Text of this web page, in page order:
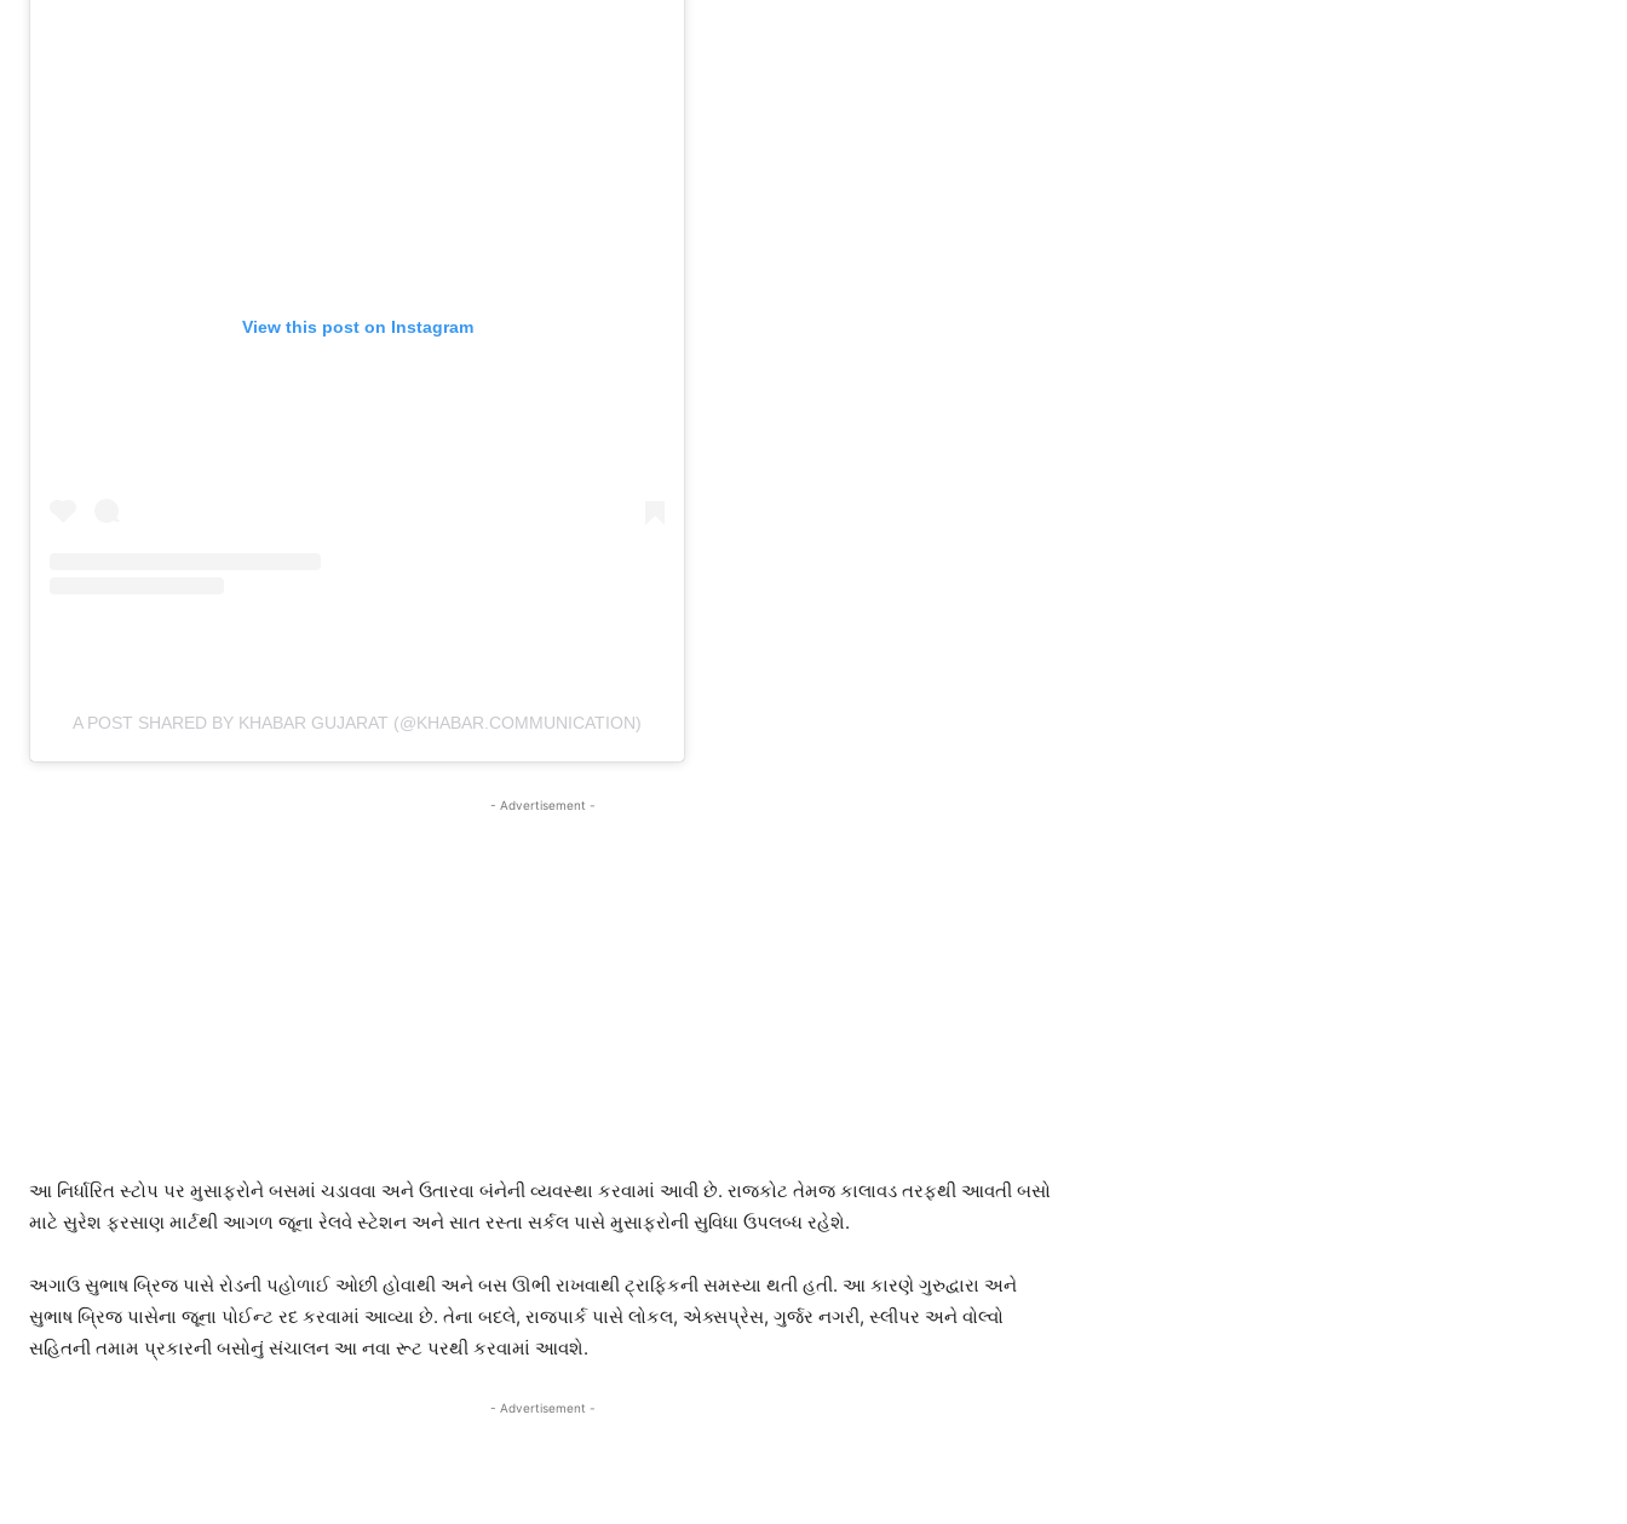
View this post on Instagram
A POST SHARED BY KHABAR GUJARAT (@KHABAR.COMMUNICATION)
- Advertisement -
આ નિર્ધારિત સ્ટોપ પર મુસાફરોને બસમાં ચડાવવા અને ઉતારવા બંનેની વ્યવસ્થા કરવામાં આવી છે. રાજકોટ તેમજ કાલાવડ તરફથી આવતી બસો
માટે સુરેશ ફરસાણ માર્ટથી આગળ જૂના રેલવે સ્ટેશન અને સાત રસ્તા સર્કલ પાસે મુસાફરોની સુવિધા ઉપલબ્ધ રહેશે.
અગાઉ સુભાષ બ્રિજ પાસે રોડની પહોળાઈ ઓછી હોવાથી અને બસ ઊભી રાખવાથી ટ્રાફિકની સમસ્યા થતી હતી. આ કારણે ગુરુદ્વારા અને
સુભાષ બ્રિજ પાસેના જૂના પોઈન્ટ રદ કરવામાં આવ્યા છે. તેના બદલે, રાજપાર્ક પાસે લોકલ, એક્સપ્રેસ, ગુર્જર નગરી, સ્લીપર અને વોલ્વો
સહિતની તમામ પ્રકારની બસોનું સંચાલન આ નવા રૂટ પરથી કરવામાં આવશે.
- Advertisement -